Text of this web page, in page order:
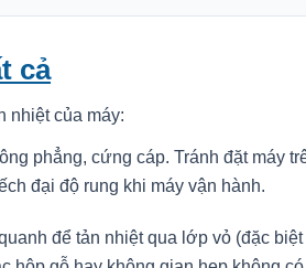
cả
nhiệt của máy:
phẳng, cứng cáp. Tránh đặt máy
đại độ rung khi máy vận hành.
để tản nhiệt qua lớp vỏ (đặc biệt